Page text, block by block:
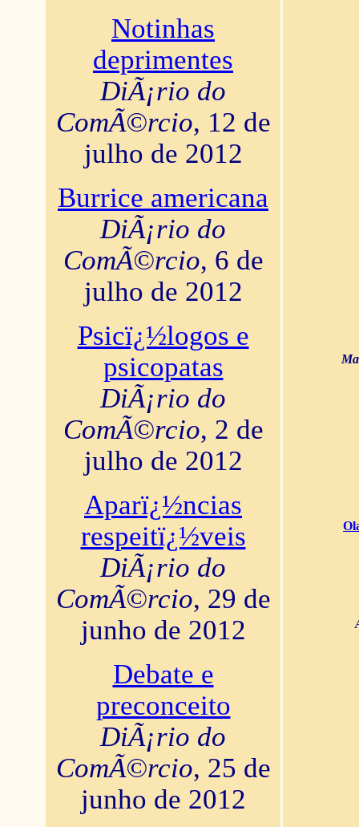
Notinhas
deprimentes
DiÃ¡rio do
ComÃ©rcio, 12 de
julho de 2012
Burrice americana
DiÃ¡rio do
ComÃ©rcio, 6 de
julho de 2012
Psicï¿½logos e
psicopatas
DiÃ¡rio do
ComÃ©rcio, 2 de
julho de 2012
Aparï¿½ncias
respeitï¿½veis
DiÃ¡rio do
ComÃ©rcio, 29 de
junho de 2012
Debate e
preconceito
DiÃ¡rio do
ComÃ©rcio, 25 de
junho de 2012